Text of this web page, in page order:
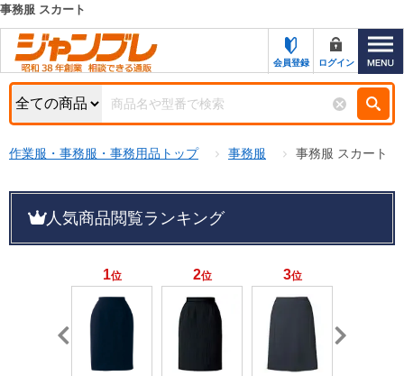
カテゴリー一覧
お知らせ
特集・キャンペーン一覧
初めての方へ
お問い合わせ
FAX注文用紙の印刷
ジャンブレの特長
キーワード検索
キャンペーン
NEW
売れ筋
オリジナル
事務服 スカート
会員登録 ログイン
作業服・事務服・事務用品トップ 事務服 事務服 スカート
人気商品閲覧ランキング
1位 2位 3位